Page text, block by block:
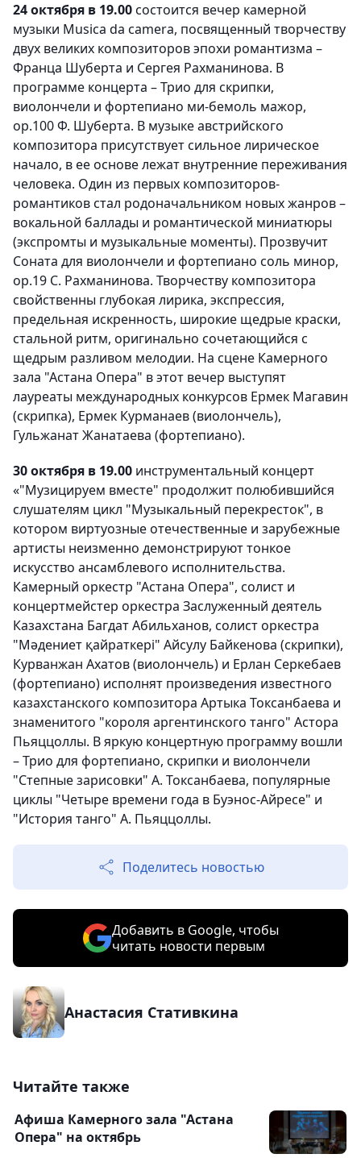
24 октября в 19.00состоится вечер камерной
музыки Musica da camera, посвященный творчеству
двух великих композиторов эпохи романтизма –
Франца Шуберта и Сергея Рахманинова. В
программе концерта – Трио для скрипки,
виолончели и фортепиано ми-бемоль мажор,
ор.100 Ф. Шуберта. В музыке австрийского
композитора присутствует сильное лирическое
начало, в ее основе лежат внутренние переживания
человека. Один из первых композиторов-
романтиков стал родоначальником новых жанров –
вокальной баллады и романтической миниатюры
(экспромты и музыкальные моменты). Прозвучит
Соната для виолончели и фортепиано соль минор,
ор.19 С. Рахманинова. Творчеству композитора
свойственны глубокая лирика, экспрессия,
предельная искренность, широкие щедрые краски,
стальной ритм, оригинально сочетающийся с
щедрым разливом мелодии. На сцене Камерного
зала "Астана Опера" в этот вечер выступят
лауреаты международных конкурсов Ермек Магавин
(скрипка), Ермек Курманаев (виолончель),
Гульжанат Жанатаева (фортепиано).
30 октября в 19.00 инструментальный концерт
«"Музицируем вместе" продолжит полюбившийся
слушателям цикл "Музыкальный перекресток", в
котором виртуозные отечественные и зарубежные
артисты неизменно демонстрируют тонкое
искусство ансамблевого исполнительства.
Камерный оркестр "Астана Опера", солист и
концертмейстер оркестра Заслуженный деятель
Казахстана Багдат Абильханов, солист оркестра
"Мәдениет қайраткері" Айсулу Байкенова (скрипки),
Курванжан Ахатов (виолончель) и Ерлан Серкебаев
(фортепиано) исполнят произведения известного
казахстанского композитора Артыка Токсанбаева и
знаменитого "короля аргентинского танго" Астора
Пьяццоллы. В яркую концертную программу вошли
– Трио для фортепиано, скрипки и виолончели
"Степные зарисовки" А. Токсанбаева, популярные
циклы "Четыре времени года в Буэнос-Айресе" и
"История танго" А. Пьяццоллы.
Поделитесь новостью
Добавить в Google, чтобы
читать новости первым
Анастасия Стативкина
Читайте также
Афиша Камерного зала "Астана
Опера" на октябрь